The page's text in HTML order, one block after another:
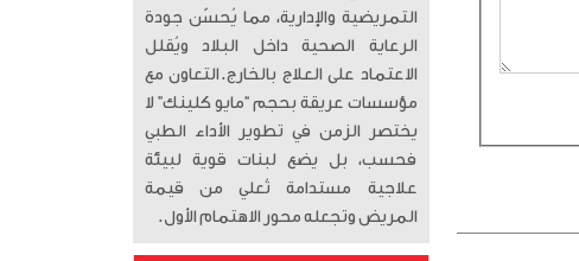
التمريضية والإدارية، مما يُحسّن جودة
الرعاية الصحية داخل البلاد ويُقلل
الاعتماد على العلاج بالخارج. ​التعاون مع
مؤسسات عريقة بحجم “مايو كلينك” لا
يختصر الزمن في تطوير الأداء الطبي
فحسب، بل يضع لبنات قوية لبيئة
علاجية مستدامة تُعلي من قيمة
المريض وتجعله محور الاهتمام الأول.